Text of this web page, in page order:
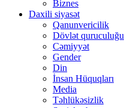
Biznes
Daxili siyasət
Qanunvericilik
Dövlət quruculuğu
Cəmiyyət
Gender
Din
İnsan Hüquqları
Media
Təhlükəsizlik